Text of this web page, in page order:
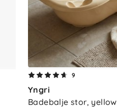
9
Yngri
Badebalje stor, yellow